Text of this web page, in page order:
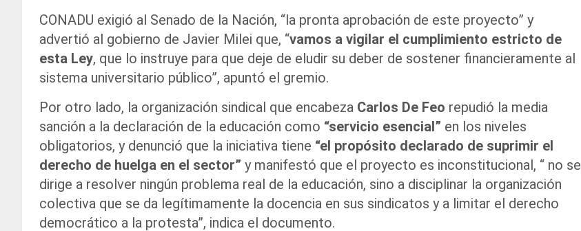
CONADU exigió al Senado de la Nación, “la pronta aprobación de este proyecto” y
advertió al gobierno de Javier Milei que, “vamos a vigilar el cumplimiento estricto de
esta Ley, que lo instruye para que deje de eludir su deber de sostener financieramente al
sistema universitario público”, apuntó el gremio.
Por otro lado, la organización sindical que encabeza Carlos De Feo repudió la media
sanción a la declaración de la educación como “servicio esencial” en los niveles
obligatorios, y denunció que la iniciativa tiene “el propósito declarado de suprimir el
derecho de huelga en el sector” y manifestó que el proyecto es inconstitucional, “ no se
dirige a resolver ningún problema real de la educación, sino a disciplinar la organización
colectiva que se da legítimamente la docencia en sus sindicatos y a limitar el derecho
democrático a la protesta”, indica el documento.